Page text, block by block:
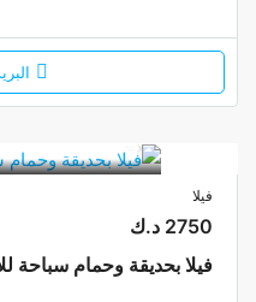
فيلا
2750 د.ك
فيلا بحديقة وحمام سباحة